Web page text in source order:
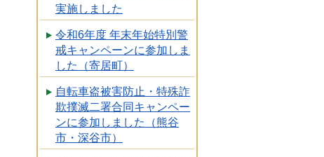
実施しました
令和6年度 年末年始特別警
戒キャンペーンに参加しま
した（寄居町）
自転車盗被害防止・特殊詐
欺撲滅二署合同キャンペー
ンに参加しました（熊谷
市・深谷市）